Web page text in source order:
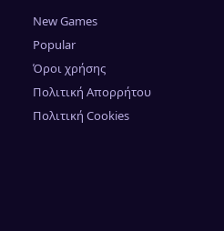
New Games
Popular
Όροι χρήσης
Πολιτική Απορρήτου
Πολιτική Cookies